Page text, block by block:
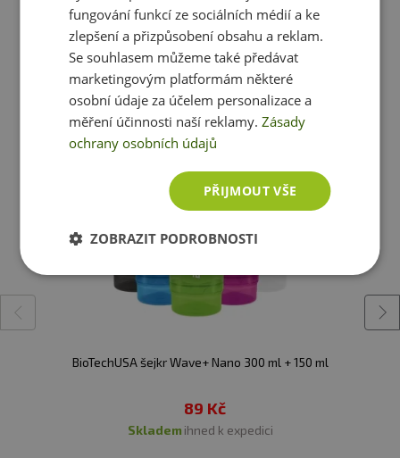
funkci ochrany před pádem Halo pro ty „uh oh“ okamžiky
a je plně dobíjecí přes USB pomocí přiloženého kabelu
USB-C. PROMiXX PRO má baterii s dlouhou výdrží a
obvykle více než 90 mixů na jedno nabití. Na základě
15sekundových cyklů míchání.
motor, víčko, usb kabel
Ještě jste si nevybrali?
Doporučujeme vám podobné produkty
BioTechUSA šejkr Wave+ Nano 300 ml + 150 ml
89 Kč
skladem ihned k expedici
fungování funkcí ze sociálních médií a ke
zlepšení a přizpůsobení obsahu a reklam.
Se souhlasem můžeme také předávat
marketingovým platformám některé
osobní údaje za účelem personalizace a
měření účinnosti naší reklamy.Zásady
ochrany osobních údajů
PŘIJMOUT VŠE
ZOBRAZIT PODROBNOSTI